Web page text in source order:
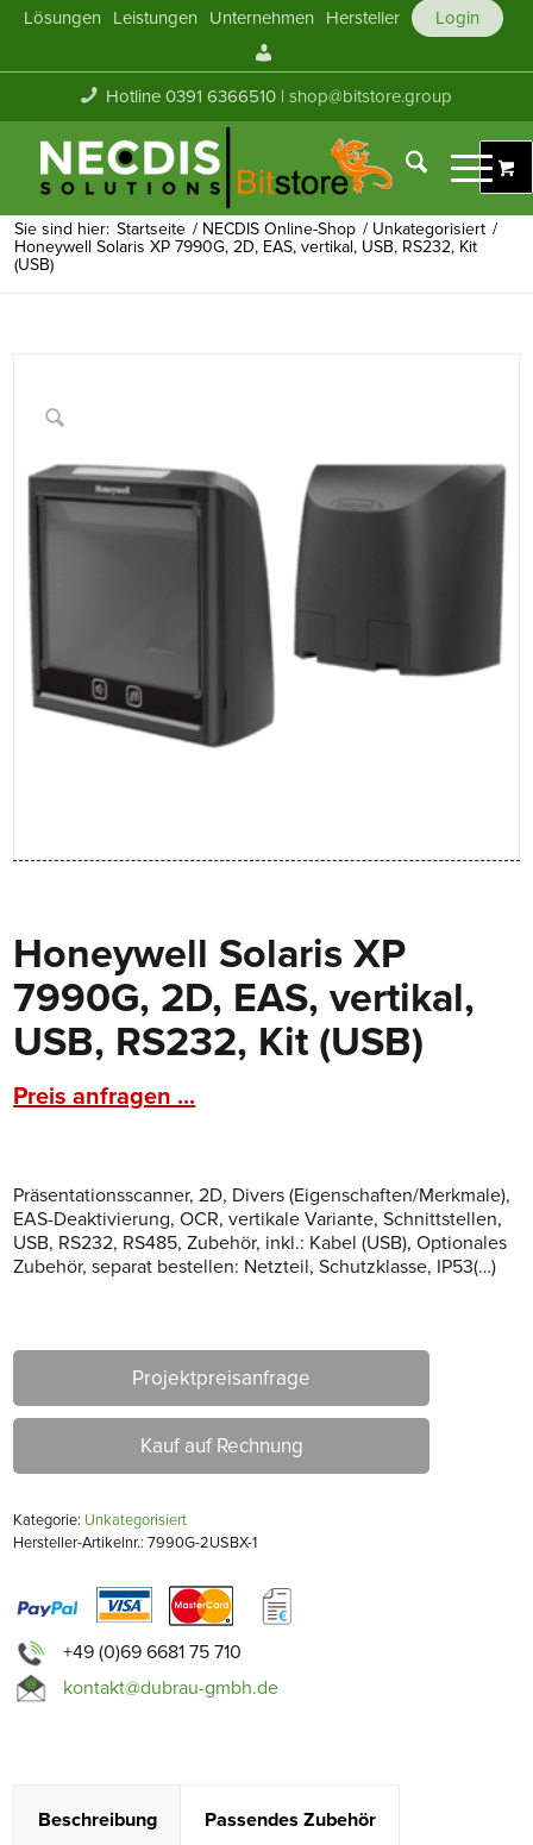
Lösungen Leistungen Unternehmen Hersteller
Login
Konto
Hotline 0391 6366510 |shop@bitstore.group
Sie sind hier: Startseite / NECDIS Online-Shop / Unkategorisiert /
Honeywell Solaris XP 7990G, 2D, EAS, vertikal, USB, RS232, Kit
(USB)
Honeywell Solaris XP
7990G, 2D, EAS, vertikal,
USB, RS232, Kit (USB)
Preis anfragen ...
Präsentationsscanner, 2D, Divers (Eigenschaften/Merkmale),
EAS-Deaktivierung, OCR, vertikale Variante, Schnittstellen,
USB, RS232, RS485, Zubehör, inkl.: Kabel (USB), Optionales
Zubehör, separat bestellen: Netzteil, Schutzklasse, IP53(…)
Projektpreisanfrage
Kauf auf Rechnung
Kategorie: Unkategorisiert
Hersteller-Artikelnr.: 7990G-2USBX-1
+49 (0)69 6681 75 710
kontakt@dubrau-gmbh.de
Beschreibung Passendes Zubehör